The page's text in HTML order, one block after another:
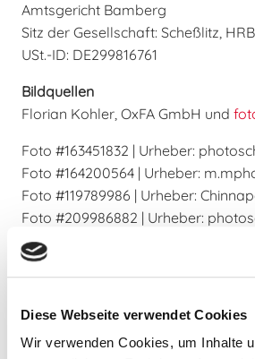
Diese Webseite verwendet Cookies
Wir verwenden Cookies, um Inhalte
Amtsgericht Bamberg
Sitz der Gesellschaft: Scheßlitz,
USt.-ID: DE299816761
Bildquellen
Florian Kohler, OxFA GmbH und
Foto #163451832 | Urheber:
Foto #164200564 | Urheber:
Foto #119789986 | Urheber:
Foto #209986882 | Urheber:
Foto #118081151 | Urheber: Smileus
Foto #126969362 | Urheber: artjazz
Foto #199850553 | Urheber: Romolo